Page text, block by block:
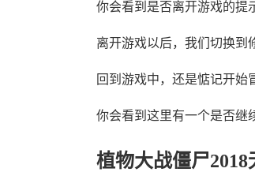
你会看到是否离开游戏的提
离开游戏以后，我们切换到
回到游戏中，还是惦记开始
你会看到这里有一个是否继
植物大战僵尸